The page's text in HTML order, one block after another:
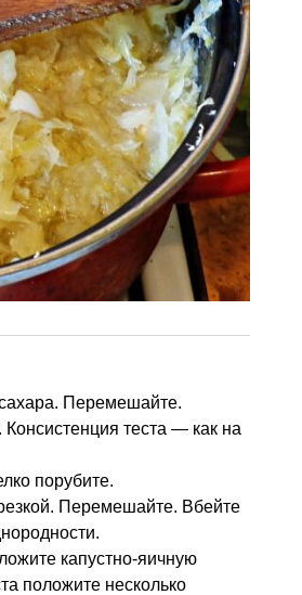
Перемешайте.
теста — как на
порубите.
Перемешайте. Вбейте
капустно-яичную
положите несколько